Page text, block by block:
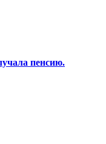
пенсию.